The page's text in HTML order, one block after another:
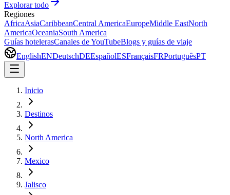
Explorar todo
Regiones
AfricaAsiaCaribbeanCentral AmericaEuropeMiddle EastNorth
AmericaOceaniaSouth America
Guías hotelerasCanales de YouTubeBlogs y guías de viaje
EnglishENDeutschDEEspañolESFrançaisFRPortuguêsPT
Inicio
Destinos
North America
Mexico
Jalisco